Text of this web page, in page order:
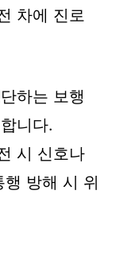
차에 진로
하는 보행
니다.
시 신호나
방해 시 위